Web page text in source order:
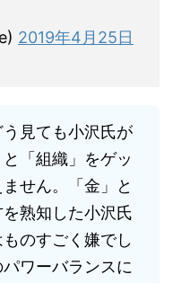
2019年4月25日
見ても小沢氏が
「組織」をゲッ
せん。「金」と
を熟知した小沢氏
のすごく嫌でし
ワーバランスに